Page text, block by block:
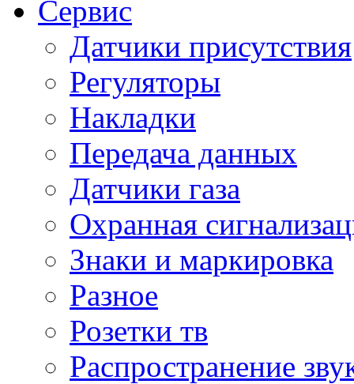
Сервис
Датчики присутствия
Регуляторы
Накладки
Передача данных
Датчики газа
Охранная
Знаки и маркировка
Разное
Розетки тв
Распространение